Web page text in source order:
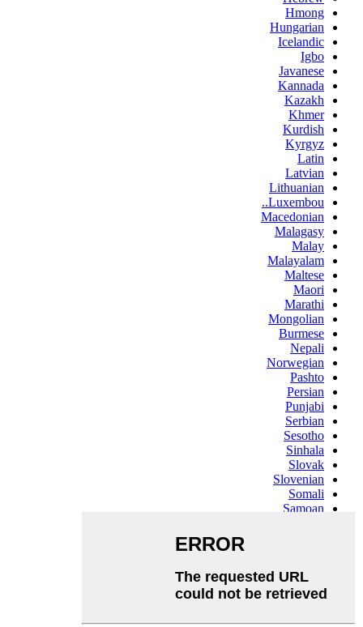
Hmong
Hungarian
Icelandic
Igbo
Javanese
Kannada
Kazakh
Khmer
Kurdish
Kyrgyz
Latin
Latvian
Lithuanian
Luxembou..
Macedonian
Malagasy
Malay
Malayalam
Maltese
Maori
Marathi
Mongolian
Burmese
Nepali
Norwegian
Pashto
Persian
Punjabi
Serbian
Sesotho
Sinhala
Slovak
Slovenian
Somali
Samoan
Swahili
Tajik